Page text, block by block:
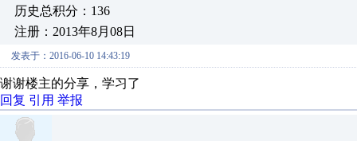
历史总积分：136
注册：2013年8月08日
发表于：2016-06-10 14:43:19
谢谢楼主的分享，学习了
回复 引用 举报